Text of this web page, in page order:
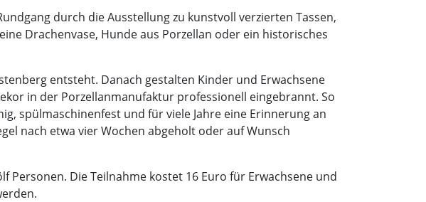
durch die Ausstellung zu kunstvoll verzierten Tassen,
Drachenvase, Hunde aus Porzellan oder ein historisches
entsteht. Danach gestalten Kinder und Erwachsene
in der Porzellanmanufaktur professionell eingebrannt. So
spülmaschinenfest und für viele Jahre eine Erinnerung an
nach etwa vier Wochen abgeholt oder auf Wunsch
Die Teilnahme kostet 16 Euro für Erwachsene und